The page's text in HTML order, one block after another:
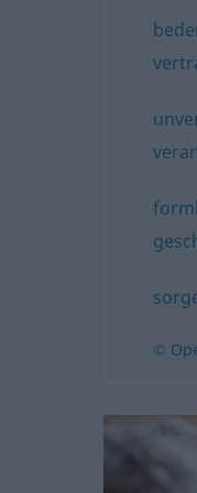
©